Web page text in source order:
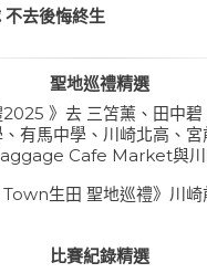
不去後悔終生
聖地巡禮精選
》去 三笘薰、田中
有馬中學、川崎北高、
Cafe Market與川
生田 聖地巡禮》川崎
比賽紀錄精選